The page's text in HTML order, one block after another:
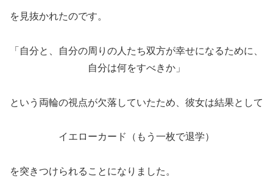
を見抜かれたのです。
「自分と、自分の周りの人たち双方が幸せになるために、
自分は何をすべきか」
という両輪の視点が欠落していたため、彼女は結果として
イエローカード（もう一枚で退学）
を突きつけられることになりました。